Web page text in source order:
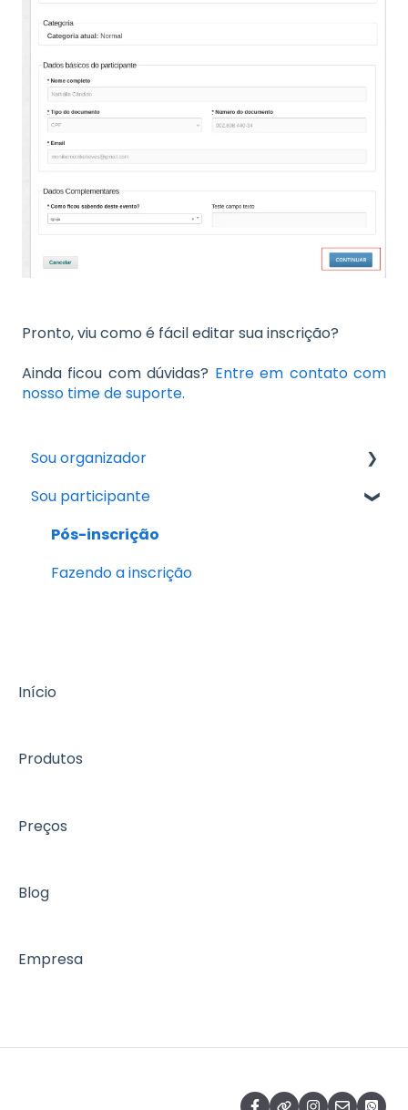
Pronto, viu como é fácil editar sua inscrição?
Ainda ficou com dúvidas? Entre em contato com
nosso time de suporte.
Sou organizador
Guia Prático: Tudo o que você precisa saber
Gerencie
Sou participante
Pós-inscrição
Fazendo a inscrição
Início
Produtos
Preços
Blog
Empresa